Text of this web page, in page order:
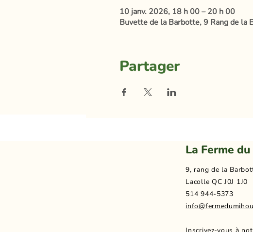
10 janv. 2026, 18 h 00 – 20 h 00
Buvette de la Barbotte, 9 Rang de la
Partager
La Ferme
9, rang de la
Lacolle QC J0J 1J0
514 944-5373